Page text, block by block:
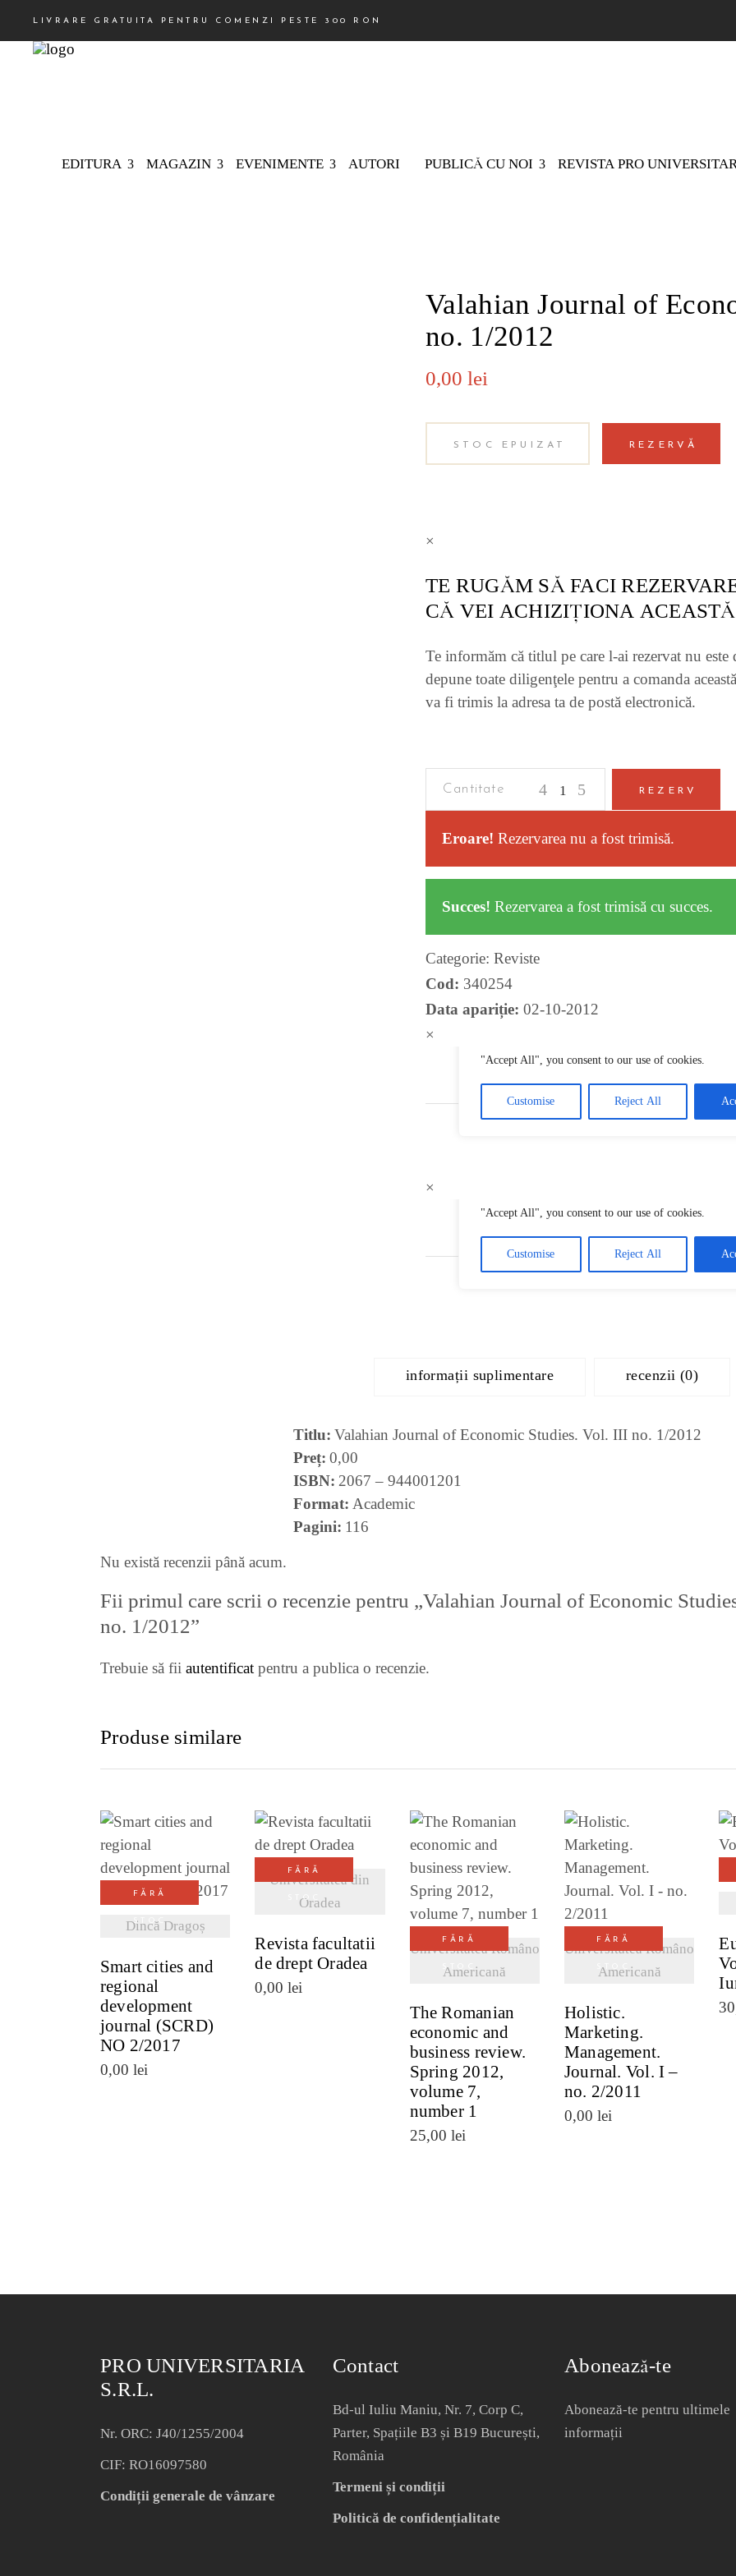
LIVRARE GRATUITA PENTRU COMENZI PESTE 300 RON
EDITURA MAGAZIN EVENIMENTE AUTORI PUBLICĂ CU NOI REVISTA PRO
Valahian Journal of
no. 1/2012
0,00 lei
STOC EPUIZAT REZERVĂ
×
TE RUGĂM SĂ FACI
CĂ VEI ACHIZIŢIONA
Te informăm că titlul pe care l-ai rezervat nu
depune toate diligenţele pentru a comanda
va fi trimis la adresa ta de postă electronică.
REZERV
Eroare! Rezervarea nu a fost trimisă.
Succes! Rezervarea a fost trimisă cu succes.
Categorie: Reviste
Cod: 340254
Data apariție: 02-10-2012
×
×
informații suplimentare recenzii (0)
Titlu Valahian Journal of Economic Studies. Vol. III no. 1/2012
Preț 0,00
ISBN 2067 – 944001201
Format Academic
Pagini 116
Nu există recenzii până acum.
Fii primul care scrii o recenzie pentru „Valahian Journal of Economic
no. 1/2012”
Trebuie să fii autentificat pentru a publica o recenzie.
Produse similare
FĂRĂ
STOC
Dincă Dragoș
VEZI DETALII
Smart cities and
regional
development
journal (SCRD)
NO 2/2017
0,00 lei
FĂRĂ
STOC
Universitatea din
Oradea
Revista facultatii
de drept Oradea
0,00lei
FĂRĂ
STOC
Universitatea Româno
Americană
VEZI DETALII
The Romanian
economic and
business review.
Spring 2012,
volume 7,
number 1
25,00 lei
FĂRĂ
STOC
Universitatea Româno
Americană
VEZI DETALII
Holistic.
Marketing.
Management.
Journal. Vol. I –
no. 2/2011
0,00 lei
PRO UNIVERSITARIA
S.R.L.
Nr. ORC: J40/1255/2004
CIF: RO16097580
Condiții generale de vânzare
Contact
Bd-ul Iuliu Maniu, Nr. 7, Corp C,
Parter, Spațiile B3 și B19 București,
România
Termeni și condiții
Politică de confidențialitate
Abonează-te
Abonează-te pentru ultimele
informații